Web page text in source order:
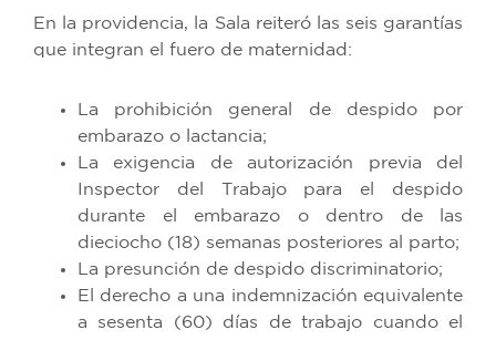
En la providencia, la Sala reiteró las seis garantías
que integran el fuero de maternidad:
La prohibición general de despido por
embarazo o lactancia;
La exigencia de autorización previa del
Inspector del Trabajo para el despido
durante el embarazo o dentro de las
dieciocho (18) semanas posteriores al parto;
La presunción de despido discriminatorio;
El derecho a una indemnización equivalente
a sesenta (60) días de trabajo cuando el